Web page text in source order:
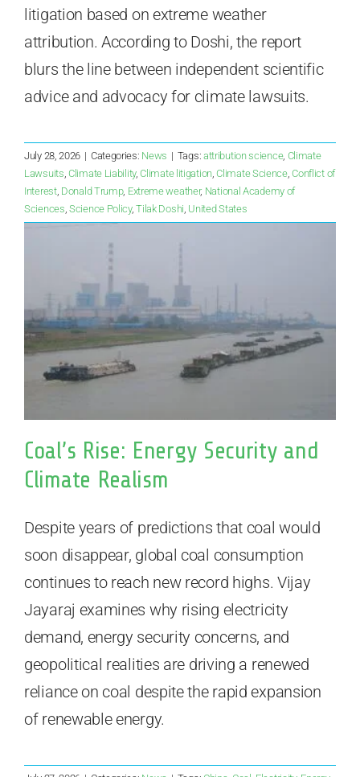
litigation based on extreme weather
attribution. According to Doshi, the report
blurs the line between independent scientific
advice and advocacy for climate lawsuits.
July 28, 2026 | Categories: News | Tags: attribution science, Climate
Lawsuits,Climate Liability,Climate litigation,Climate Science,Conflict of
Interest, Donald Trump, Extreme weather, National Academy of
Sciences,Science Policy,Tilak Doshi, United States
Coal’s Rise: Energy Security and
Climate Realism
Despite years of predictions that coal would
soon disappear, global coal consumption
continues to reach new record highs. Vijay
Jayaraj examines why rising electricity
demand, energy security concerns, and
geopolitical realities are driving a renewed
reliance on coal despite the rapid expansion
of renewable energy.